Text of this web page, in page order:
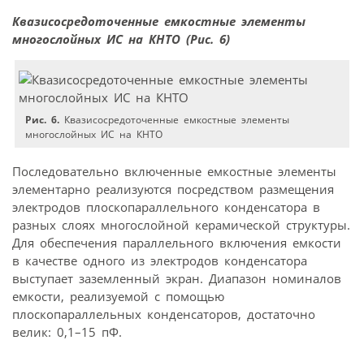
Квазисосредоточенные емкостные элементы
многослойных ИС на КНТО (Рис. 6)
Рис. 6. Квазисосредоточенные емкостные элементы
многослойных ИС на КНТО
Последовательно включенные емкостные элементы
элементарно реализуются посредством размещения
электродов плоскопараллельного конденсатора в
разных слоях многослойной керамической структуры.
Для обеспечения параллельного включения емкости
в качестве одного из электродов конденсатора
выступает заземленный экран. Диапазон номиналов
емкости, реализуемой с помощью
плоскопараллельных конденсаторов, достаточно
велик: 0,1–15 пФ.